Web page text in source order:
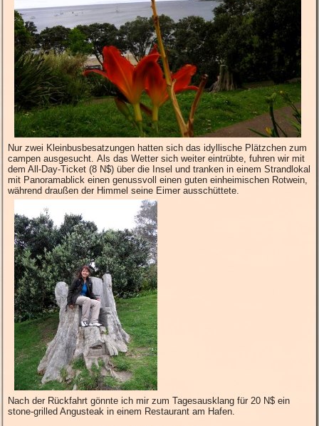
Nur zwei Kleinbusbesatzungen hatten sich das idyllische Plätzchen zum
campen ausgesucht. Als das Wetter sich weiter eintrübte, fuhren wir mit
dem All-Day-Ticket (8 N$) über die Insel und tranken in einem Strandlokal
mit Panoramablick einen genussvoll einen guten einheimischen Rotwein,
während draußen der Himmel seine Eimer ausschüttete.
Nach der Rückfahrt gönnte ich mir zum Tagesausklang für 20 N$ ein
stone-grilled Angusteak in einem Restaurant am Hafen.